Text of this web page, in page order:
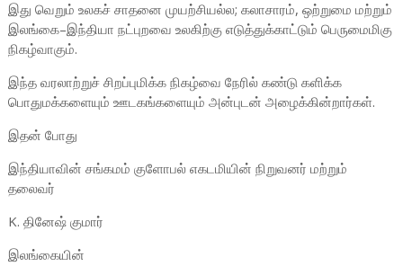
இது வெறும் உலகச் சாதனை முயற்சியல்ல; கலாசாரம், ஒற்றுமை மற்றும்
இலங்கை–இந்தியா நட்புறவை உலகிற்கு எடுத்துக்காட்டும் பெருமைமிகு
நிகழ்வாகும்.
இந்த வரலாற்றுச் சிறப்புமிக்க நிகழ்வை நேரில் கண்டு களிக்க
பொதுமக்களையும் ஊடகங்களையும் அன்புடன் அழைக்கின்றார்கள்.
இதன் போது
இந்தியாவின் சங்கமம் குளோபல் எகடமியின் நிறுவனர் மற்றும்
தலைவர்
K. தினேஷ் குமார்
இலங்கையின்